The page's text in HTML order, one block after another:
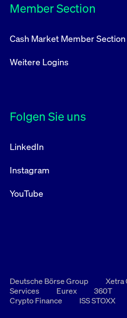
Member Section
Cash Market Member Section
Weitere Logins
Folgen Sie uns
LinkedIn
Instagram
YouTube
Deutsche Börse Group Xetra
Services
Eurex 360T
Crypto Finance
ISS STOXX